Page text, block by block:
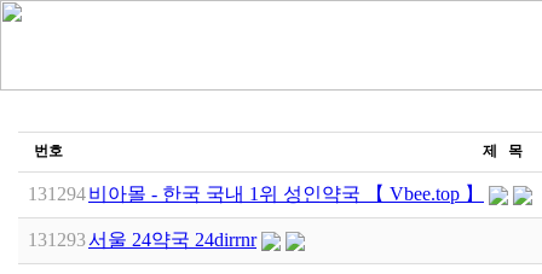
번호 제 목
131294비아몰 - 한국 국내 1위 성인약국 【 Vbee.top 】
131293서울 24약국 24dirrnr